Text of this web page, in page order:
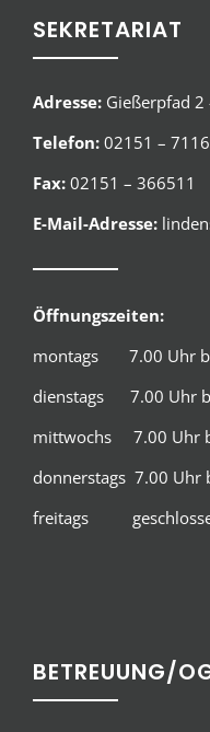
SEKRETARIAT
Adresse: Gießerpfad
Telefon: 02151 –
Fax: 02151 – 366511
E-Mail-Adresse:
Öffnungszeiten:
montags 7.00 Uhr
dienstags 7.00 Uhr
mittwochs 7.00 Uhr
donnerstags 7.00 Uhr
freitags
BETREUUNG/